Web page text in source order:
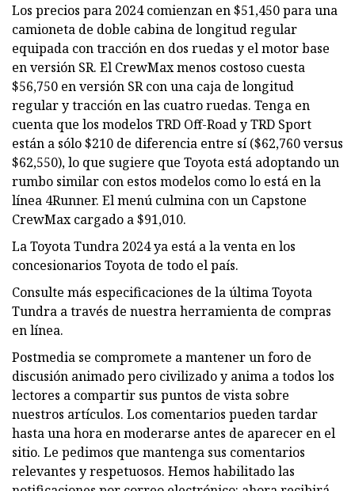
Los precios para 2024 comienzan en $51,450 para una
camioneta de doble cabina de longitud regular
equipada con tracción en dos ruedas y el motor base
en versión SR. El CrewMax menos costoso cuesta
$56,750 en versión SR con una caja de longitud
regular y tracción en las cuatro ruedas. Tenga en
cuenta que los modelos TRD Off-Road y TRD Sport
están a sólo $210 de diferencia entre sí ($62,760 versus
$62,550), lo que sugiere que Toyota está adoptando un
rumbo similar con estos modelos como lo está en la
línea 4Runner. El menú culmina con un Capstone
CrewMax cargado a $91,010.
La Toyota Tundra 2024 ya está a la venta en los
concesionarios Toyota de todo el país.
Consulte más especificaciones de la última Toyota
Tundra a través de nuestra herramienta de compras
en línea.
Postmedia se compromete a mantener un foro de
discusión animado pero civilizado y anima a todos los
lectores a compartir sus puntos de vista sobre
nuestros artículos. Los comentarios pueden tardar
hasta una hora en moderarse antes de aparecer en el
sitio. Le pedimos que mantenga sus comentarios
relevantes y respetuosos. Hemos habilitado las